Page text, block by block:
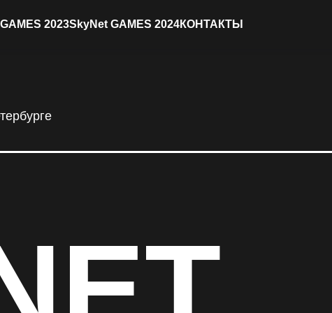
2023SkyNet GAMES 2024КОНТАКТЫ